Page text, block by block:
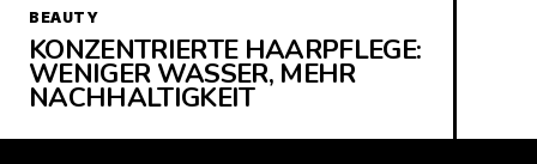
BEAUTY
KONZENTRIERTE HAARPFLEGE:
WENIGER WASSER, MEHR
NACHHALTIGKEIT